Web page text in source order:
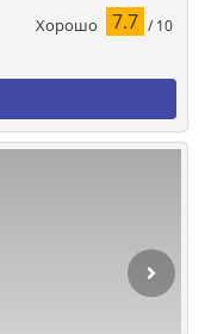
Хорошо 7.7 / 10